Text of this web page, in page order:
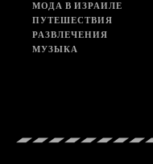
МОДА В ИЗРАИЛЕ
ПУТЕШЕСТВИЯ
РАЗВЛЕЧЕНИЯ
МУЗЫКА